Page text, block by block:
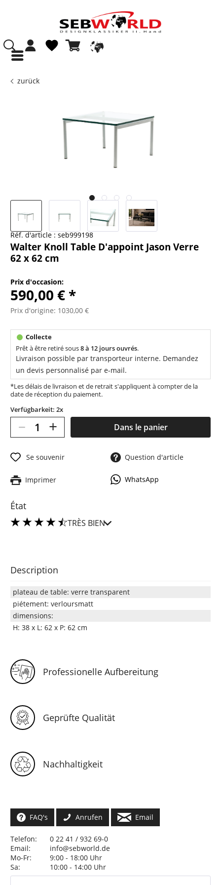
zurück
Réf. d'article : seb999198
Walter Knoll Table D'appoint Jason Verre
62 x 62 cm
Prix d'occasion:
590,00 € *
Prix d'origine: 1030,00 €
Prêt à être retiré sous8 à 12 jours ouvrés.
Livraison possible par transporteur interne. Demandez
un devis personnalisé par e-mail.
*Les délais de livraison et de retrait s'appliquent à compter de la
date de réception du paiement.
Verfügbarkeit: 2x
– + Dans le panier
Se souvenir Question d'article
Imprimer WhatsApp
État
TRÈS BIEN
Description
plateau de table: verre transparent
piétement: verloursmatt
dimensions:
H: 38 x L: 62 x P: 62 cm
Professionelle Aufbereitung
Geprüfte Qualität
Nachhaltigkeit
FAQ's Anrufen Email
Telefon:
0 22 41 / 932 69-0
Email:
info@sebworld.de
Mo-Fr:
9:00 - 18:00 Uhr
Sa:
10:00 - 14:00 Uhr